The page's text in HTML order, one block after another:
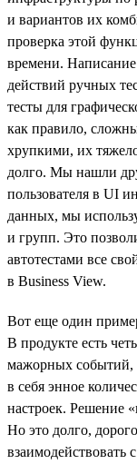
и вариантов их
проверка этой
времени. Написание
действий ручных
тесты для
как правило,
хрупкими, их
долго. Мы нашли
пользователя в UI
данных, мы
и групп. Это
автотестами все
в Business View.
Вот еще один
В продукте есть
мажорных событий,
в себя энное
настроек. Решение
Но это долго,
взаимодействовать